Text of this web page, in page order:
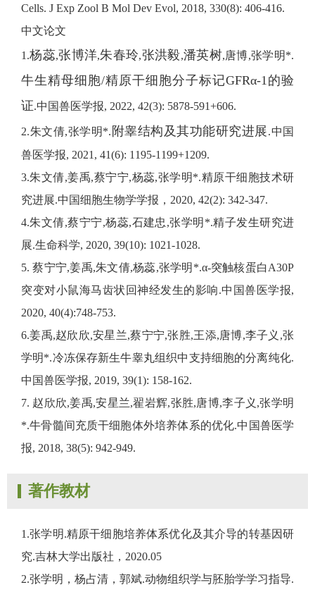
Cells. J Exp Zool B Mol Dev Evol, 2018, 330(8): 406-416.
中文论文
1.杨蕊,张博洋,朱春玲,张洪毅,潘英树,唐博,张学明*.
牛生精母细胞/精原干细胞分子标记GFRα-1的验
证.中国兽医学报, 2022, 42(3): 5878-591+606.
2.朱文倩,张学明*. 附睾结构及其功能研究进展.中国
兽医学报, 2021, 41(6): 1195-1199+1209.
3.朱文倩,姜禹,蔡宁宁,杨蕊,张学明*.精原干细胞技术研
究进展.中国细胞生物学学报，2020, 42(2): 342-347.
4.朱文倩,蔡宁宁,杨蕊,石建忠,张学明*.精子发生研究进
展.生命科学, 2020, 39(10): 1021-1028.
5. 蔡宁宁,姜禹,朱文倩,杨蕊,张学明*.α-突触核蛋白A30P
突变对小鼠海马齿状回神经发生的影响.中国兽医学报,
2020, 40(4):748-753.
6.姜禹,赵欣欣,安星兰,蔡宁宁,张胜,王添,唐博,李子义,张
学明*.冷冻保存新生牛睾丸组织中支持细胞的分离纯化.
中国兽医学报, 2019, 39(1): 158-162.
7. 赵欣欣,姜禹,安星兰,翟岩辉,张胜,唐博,李子义,张学明
*.牛骨髓间充质干细胞体外培养体系的优化.中国兽医学
报, 2018, 38(5): 942-949.
著作教材
1.张学明.精原干细胞培养体系优化及其介导的转基因研
究.吉林大学出版社，2020.05
2.张学明，杨占清，郭斌.动物组织学与胚胎学学习指导.